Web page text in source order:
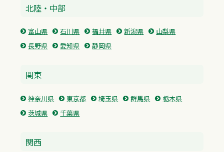
北陸・中部
富山県 石川県 福井県 新潟県
山梨県
長野県
愛知県 静岡県
関東
神奈川県 東京都 埼玉県 群馬県
栃木県
茨城県
千葉県
関西